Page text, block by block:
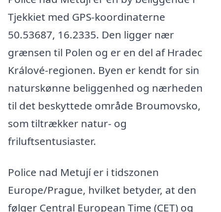
Tjekkiet med GPS-koordinaterne
50.53687, 16.2335. Den ligger nær
grænsen til Polen og er en del af Hradec
Králové-regionen. Byen er kendt for sin
naturskønne beliggenhed og nærheden
til det beskyttede område Broumovsko,
som tiltrækker natur- og
friluftsentusiaster.
Police nad Metují er i tidszonen
Europe/Prague, hvilket betyder, at den
følger Central European Time (CET) og